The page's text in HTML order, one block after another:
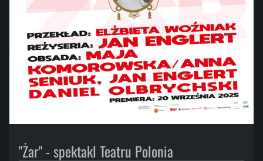
"Żar" - spektakl Teatru Polonia